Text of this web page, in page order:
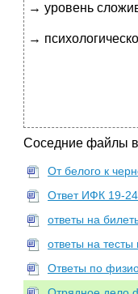
→ уровень
→
Соседние файлы
От белого к
Ответ ИФК 19-
ответы на
ответы на
Ответы по